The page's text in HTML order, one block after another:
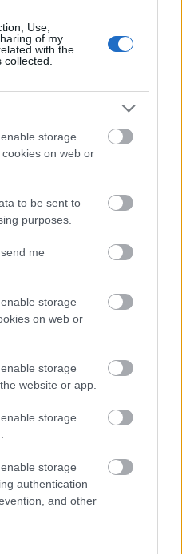
Use,
of my
with the
storage
on web or
to be sent to
purposes.
me
storage
on web or
storage
website or app.
storage
storage
authentication
and other